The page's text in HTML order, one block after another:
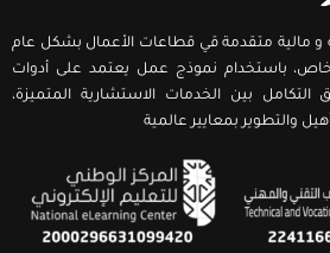
و مالية متقدمة قي قطاعات الأعمال بشكل عام
باستخدام نموذج عمل يعتمد على أدوات
بين الخدمات الاستشارية المتميزة،
والتطوير بمعايير عالمية